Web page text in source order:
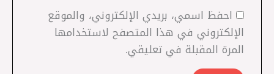
احفظ اسمي، بريدي الإلكتروني، والموقع
الإلكتروني في هذا المتصفح لاستخدامها
المرة المقبلة في تعليقي.